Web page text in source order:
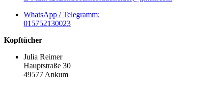
WhatsApp / Telegramm:
015752130023
Kopftücher
Julia Reimer
Hauptstraße 30
49577 Ankum